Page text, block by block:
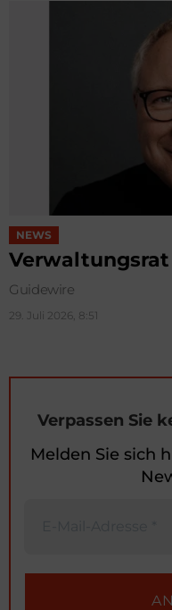
NEWS
Verwaltungsrat
Guidewire
29. Juli 2026, 8:51
Verpassen Sie
Melden Sie sich